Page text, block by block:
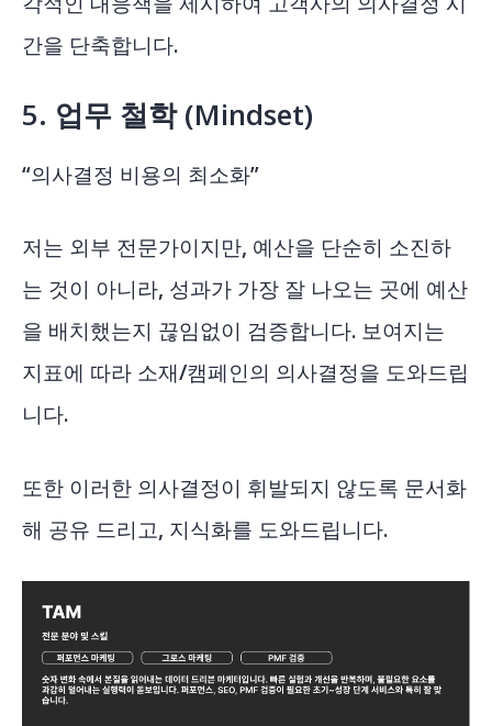
간을 단축합니다.
5. 업무 철학 (Mindset)
“의사결정 비용의 최소화”
저는 외부 전문가이지만, 예산을 단순히 소진하
는 것이 아니라, 성과가 가장 잘 나오는 곳에 예산
을 배치했는지 끊임없이 검증합니다. 보여지는
지표에 따라 소재/캠페인의 의사결정을 도와드립
니다.
또한 이러한 의사결정이 휘발되지 않도록 문서화
해 공유 드리고, 지식화를 도와드립니다.